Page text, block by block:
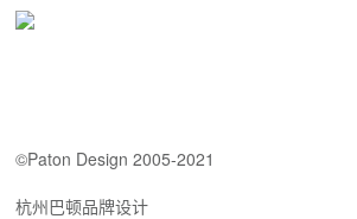
©Paton Design 2005-2021
杭州巴顿品牌设计